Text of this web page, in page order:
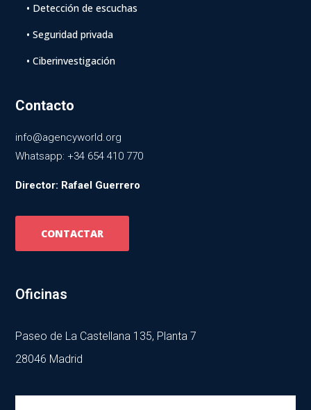
• Detección de escuchas
• Seguridad privada
• Ciberinvestigación
Contacto
info@agencyworld.org
Whatsapp: +34 654 410 770
Director: Rafael Guerrero
CONTACTAR
Oficinas
Paseo de La Castellana 135, Planta 7
28046 Madrid